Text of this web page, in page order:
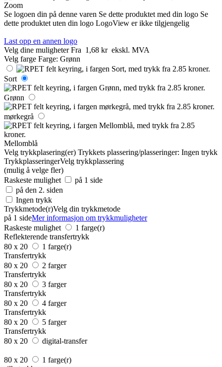
Zoom
Se logoen din på denne varen Se dette produktet med din logo Se
dette produktet uten din logo LogoView er ikke tilgjengelig
Last opp en annen logo
Velg dine muligheter Fra 1,68 kr ekskl. MVA
Velg farge Farge: Grønn
Sort
Grønn
mørkegrå
Mellomblå
Velg trykkplasering(er) Trykkets plassering/plasseringer: Ingen trykk
TrykkplasseringerVelg trykkplassering
(mulig å velge fler)
Raskeste mulighet
på 1 side
på den 2. siden
Ingen trykk
Trykkmetode(r)Velg din trykkmetode
på 1 sideMer informasjon om trykkmuligheter
Raskeste mulighet
1 farge(r)
Reflekterende transfertrykk
80 x 20
1 farge(r)
Transfertrykk
80 x 20
2 farger
Transfertrykk
80 x 20
3 farger
Transfertrykk
80 x 20
4 farger
Transfertrykk
80 x 20
5 farger
Transfertrykk
80 x 20
digital-transfer
80 x 20
1 farge(r)